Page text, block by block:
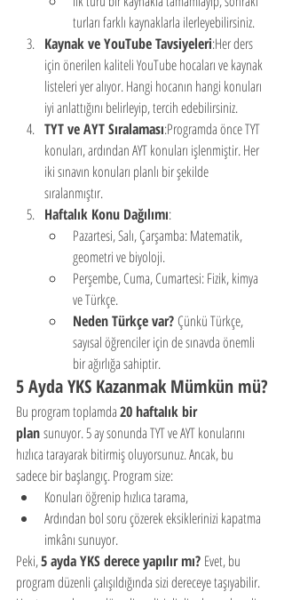
turları farklı kaynaklarla ilerleyebilirsiniz.
Kaynak ve YouTube Tavsiyeleri:Her ders
için önerilen kaliteli YouTube hocaları ve kaynak
listeleri yer alıyor. Hangi hocanın hangi konuları
iyi anlattığını belirleyip, tercih edebilirsiniz.
TYT ve AYT Sıralaması:Programda önce TYT
konuları, ardından AYT konuları işlenmiştir. Her
iki sınavın konuları planlı bir şekilde
sıralanmıştır.
Haftalık Konu Dağılımı:
Pazartesi, Salı, Çarşamba: Matematik,
geometri ve biyoloji.
Perşembe, Cuma, Cumartesi: Fizik, kimya
ve Türkçe.
Neden Türkçe var? Çünkü Türkçe,
sayısal öğrenciler için de sınavda önemli
bir ağırlığa sahiptir.
5 Ayda YKS Kazanmak Mümkün mü?
Bu program toplamda 20 haftalık bir
plan sunuyor. 5 ay sonunda TYT ve AYT konularını
hızlıca tarayarak bitirmiş oluyorsunuz. Ancak, bu
sadece bir başlangıç. Program size:
Konuları öğrenip hızlıca tarama,
Ardından bol soru çözerek eksiklerinizi kapatma
imkânı sunuyor.
Peki, 5 ayda YKS derece yapılır mı? Evet, bu
program düzenli çalışıldığında sizi dereceye taşıyabilir.